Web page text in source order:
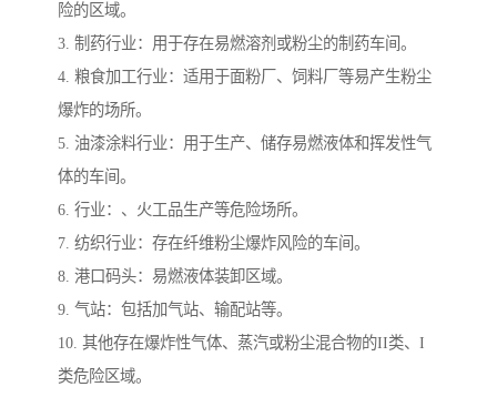
险的区域。
3. 制药行业：用于存在易燃溶剂或粉尘的制药车间。
4. 粮食加工行业：适用于面粉厂、饲料厂等易产生粉尘
爆炸的场所。
5. 油漆涂料行业：用于生产、储存易燃液体和挥发性气
体的车间。
6. 行业：、火工品生产等危险场所。
7. 纺织行业：存在纤维粉尘爆炸风险的车间。
8. 港口码头：易燃液体装卸区域。
9. 气站：包括加气站、输配站等。
10. 其他存在爆炸性气体、蒸汽或粉尘混合物的II类、I
类危险区域。